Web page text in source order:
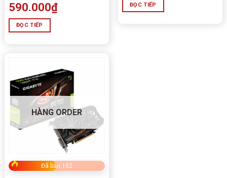
590.000₫
ĐỌC TIẾP
ĐỌC TIẾP
HÀNG ORDER
Đã bán 152